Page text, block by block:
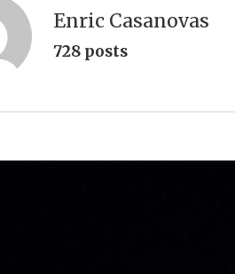
Enric Casanovas
728 posts